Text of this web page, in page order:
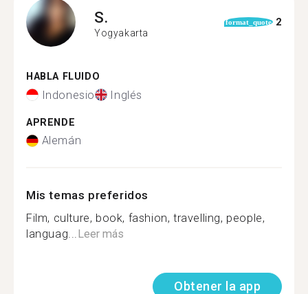
S.
Yogyakarta
format_quote 2
HABLA FLUIDO
Indonesio Inglés
APRENDE
Alemán
Mis temas preferidos
Film, culture, book, fashion, travelling, people,
languag...Leer más
Obtener la app